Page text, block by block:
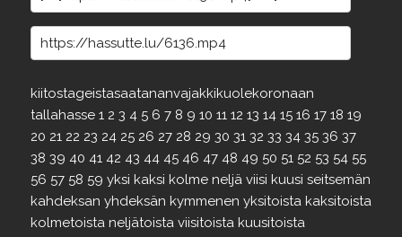
kiitostageistasaatananvajakkikuolekoronaan
tallahasse 1 2 3 4 5 6 7 8 9 10 11 12 13 14 15 16 17 18 19
20 21 22 23 24 25 26 27 28 29 30 31 32 33 34 35 36 37
38 39 40 41 42 43 44 45 46 47 48 49 50 51 52 53 54 55
56 57 58 59 yksi kaksi kolme neljä viisi kuusi seitsemän
kahdeksan yhdeksän kymmenen yksitoista kaksitoista
kolmetoista neljätoista viisitoista kuusitoista